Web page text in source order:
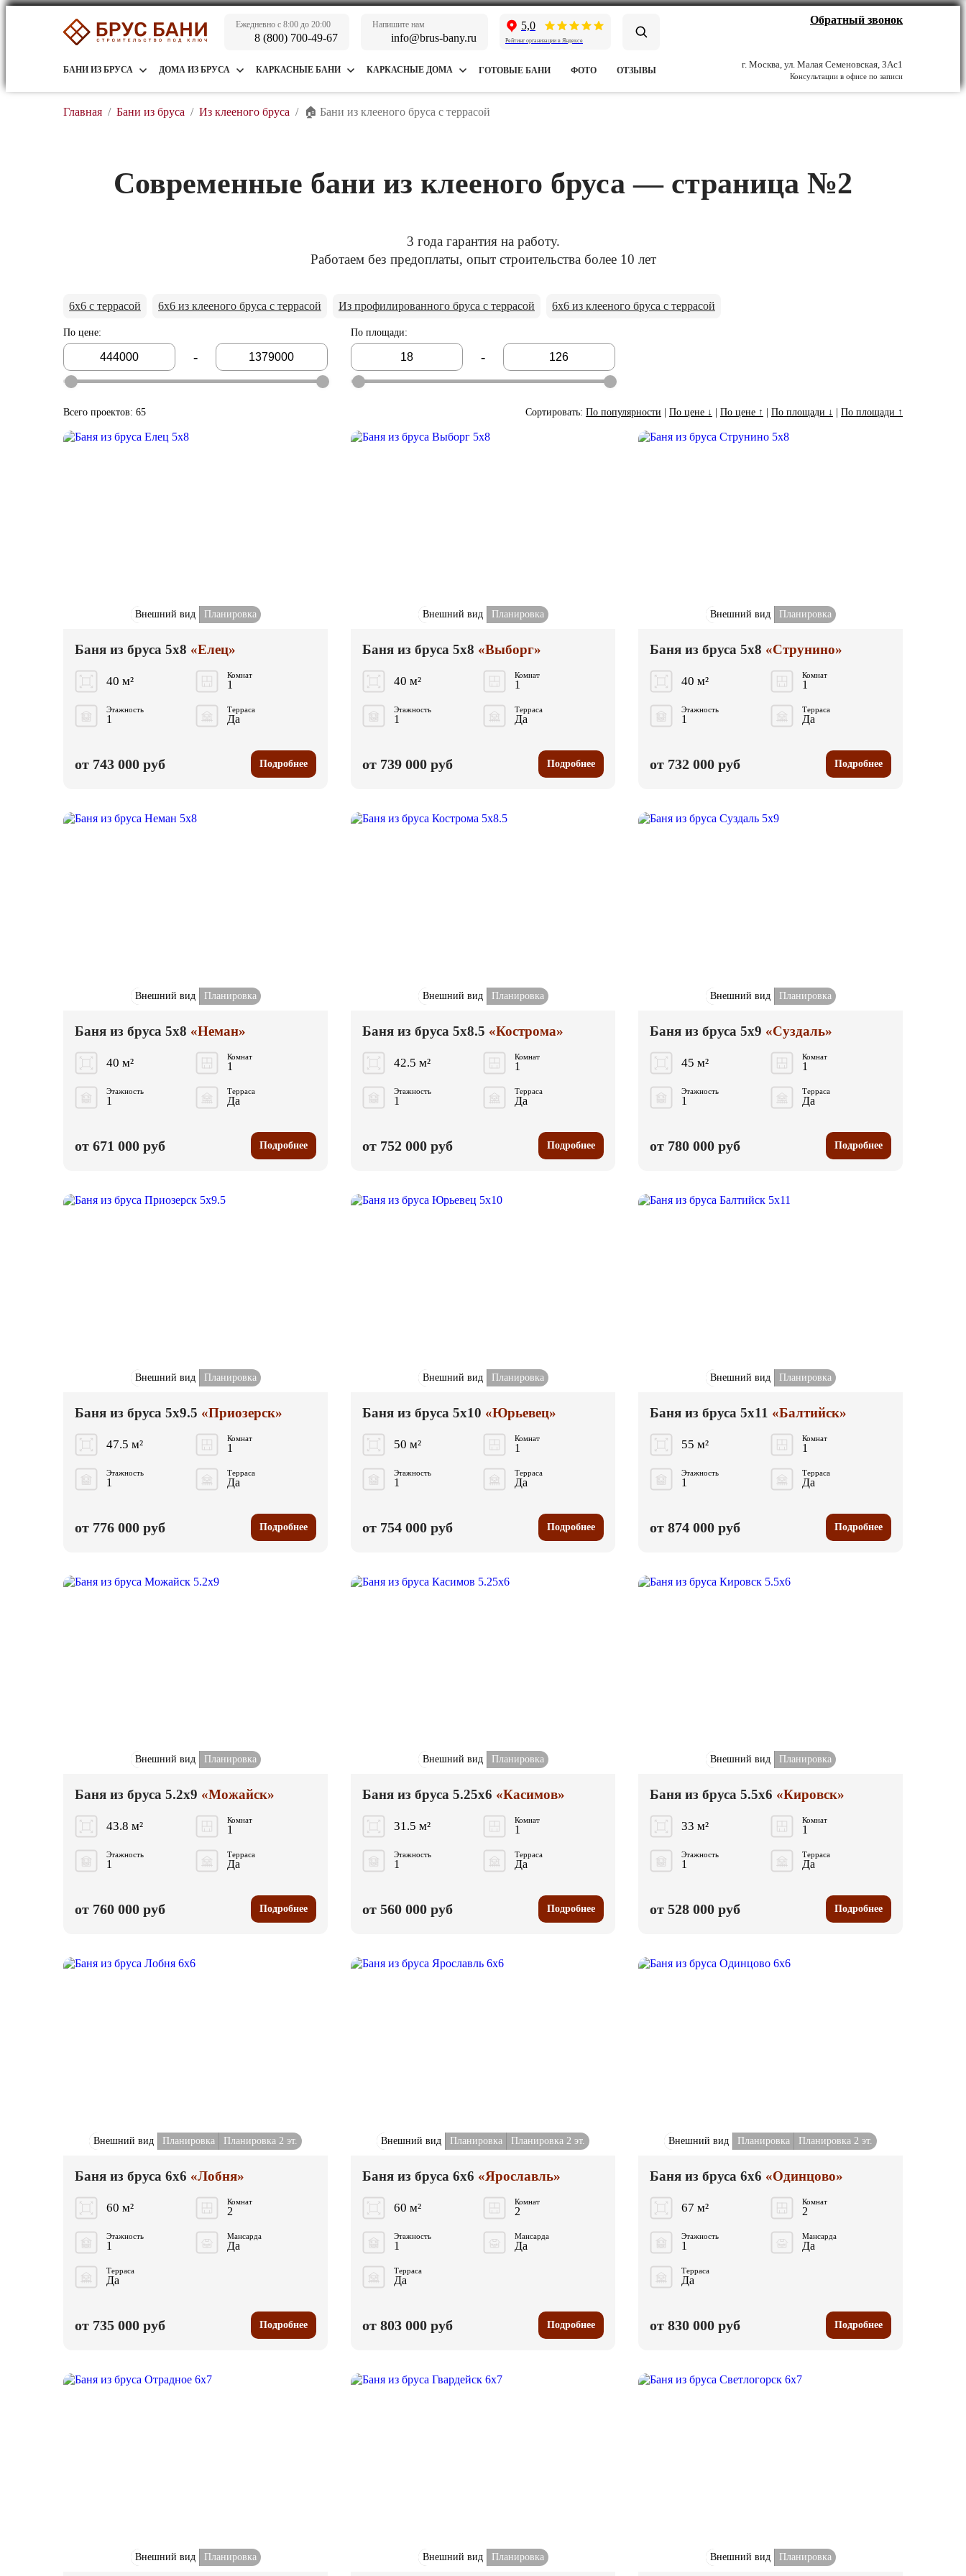
Ежедневно с 8:00 до 20:00
8 (800) 700-49-67
Напишите нам
info@brus-bany.ru
5,0
Рейтинг организации в Яндексе
Обратный звонок
БАНИ ИЗ БРУСА ДОМА ИЗ БРУСА КАРКАСНЫЕ БАНИ КАРКАСНЫЕ ДОМА ГОТОВЫЕ БАНИ ФОТО ОТЗЫВЫ
г. Москва, ул. Малая Семеновская, 3Ас1
Консультации в офисе по записи
Главная / Бани из бруса / Из клееного бруса / 🏠 Бани из клееного бруса с террасой
Современные бани из клееного бруса — страница №2
3 года гарантия на работу.
Работаем без предоплаты, опыт строительства более 10 лет
6x6 с террасой 6x6 из клееного бруса с террасой Из профилированного бруса с террасой 6x6 из клееного бруса с террасой
По цене:
-
По площади:
-
Всего проектов: 65 Сортировать: По популярности По цене ↓ По цене ↑ По площади ↓ По площади ↑
Внешний вид Планировка
Баня из бруса 5x8 «Елец»
40 м² Комнат
1
Этажность
1
Терраса
Да
от 743 000 руб Подробнее
Внешний вид Планировка
Баня из бруса 5x8 «Выборг»
40 м² Комнат
1
Этажность
1
Терраса
Да
от 739 000 руб Подробнее
Внешний вид Планировка
Баня из бруса 5x8 «Струнино»
40 м² Комнат
1
Этажность
1
Терраса
Да
от 732 000 руб Подробнее
Внешний вид Планировка
Баня из бруса 5x8 «Неман»
40 м² Комнат
1
Этажность
1
Терраса
Да
от 671 000 руб Подробнее
Внешний вид Планировка
Баня из бруса 5x8.5 «Кострома»
42.5 м² Комнат
1
Этажность
1
Терраса
Да
от 752 000 руб Подробнее
Внешний вид Планировка
Баня из бруса 5x9 «Суздаль»
45 м² Комнат
1
Этажность
1
Терраса
Да
от 780 000 руб Подробнее
Внешний вид Планировка
Баня из бруса 5x9.5 «Приозерск»
47.5 м² Комнат
1
Этажность
1
Терраса
Да
от 776 000 руб Подробнее
Внешний вид Планировка
Баня из бруса 5x10 «Юрьевец»
50 м² Комнат
1
Этажность
1
Терраса
Да
от 754 000 руб Подробнее
Внешний вид Планировка
Баня из бруса 5x11 «Балтийск»
55 м² Комнат
1
Этажность
1
Терраса
Да
от 874 000 руб Подробнее
Внешний вид Планировка
Баня из бруса 5.2x9 «Можайск»
43.8 м² Комнат
1
Этажность
1
Терраса
Да
от 760 000 руб Подробнее
Внешний вид Планировка
Баня из бруса 5.25x6 «Касимов»
31.5 м² Комнат
1
Этажность
1
Терраса
Да
от 560 000 руб Подробнее
Внешний вид Планировка
Баня из бруса 5.5x6 «Кировск»
33 м² Комнат
1
Этажность
1
Терраса
Да
от 528 000 руб Подробнее
Внешний вид Планировка Планировка 2 эт.
Баня из бруса 6x6 «Лобня»
60 м² Комнат
2
Этажность
1
Мансарда
Да
Терраса
Да
от 735 000 руб Подробнее
Внешний вид Планировка Планировка 2 эт.
Баня из бруса 6x6 «Ярославль»
60 м² Комнат
2
Этажность
1
Мансарда
Да
Терраса
Да
от 803 000 руб Подробнее
Внешний вид Планировка Планировка 2 эт.
Баня из бруса 6x6 «Одинцово»
67 м² Комнат
2
Этажность
1
Мансарда
Да
Терраса
Да
от 830 000 руб Подробнее
Внешний вид Планировка Внешний вид Планировка Внешний вид Планировка